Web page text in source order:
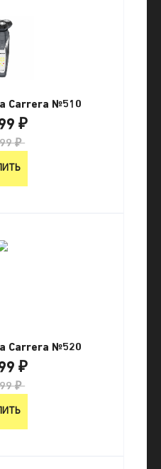
Carrera №510
₽
₽
Carrera №520
₽
₽